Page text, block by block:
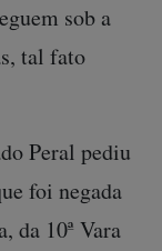
sob a
tal fato
Peral pediu
foi negada
da 10ª Vara